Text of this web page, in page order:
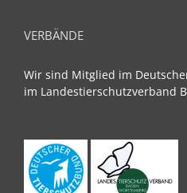
VERBÄNDE
Wir sind Mitglied im
im Landestierschutzverband